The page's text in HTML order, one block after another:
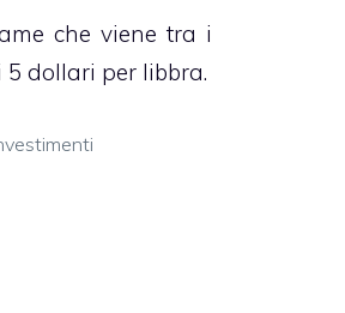
che viene tra i
5 dollari per libbra.